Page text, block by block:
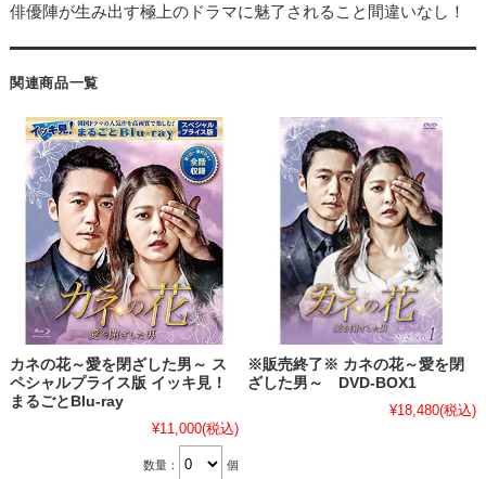
俳優陣が生み出す極上のドラマに魅了されること間違いなし！
関連商品一覧
カネの花～愛を閉ざした男～ ス
ペシャルプライス版 イッキ見！
まるごとBlu-ray
¥11,000(税込)
数量： 個
※販売終了※ カネの花～愛を閉
ざした男～ DVD-BOX1
¥18,480(税込)